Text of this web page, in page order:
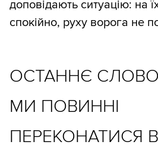
доповідають ситуацію: на
спокійно, руху ворога не
ОСТАННЄ
МИ ПОВИННІ
ПЕРЕКОНАТИСЯ